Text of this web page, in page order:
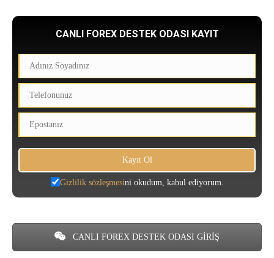
CANLI FOREX DESTEK ODASI KAYIT
Gizlilik sözleşmesini okudum, kabul ediyorum.
CANLI FOREX DESTEK ODASI GİRİŞ